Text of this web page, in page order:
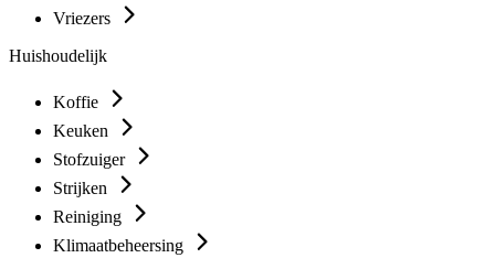
Vriezers
Huishoudelijk
Koffie
Keuken
Stofzuiger
Strijken
Reiniging
Klimaatbeheersing